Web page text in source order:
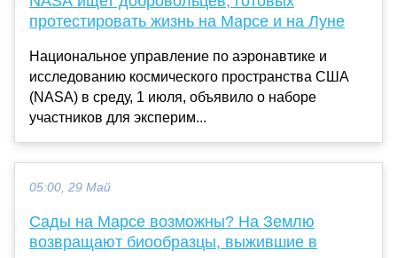
протестировать жизнь на Марсе и на Луне
Национальное управление по аэронавтике и
исследованию космического пространства США
(NASA) в среду, 1 июля, объявило о наборе
участников для эксперим...
05:00, 29 Май
Сады на Марсе возможны? На Землю
возвращают биообразцы, выжившие в